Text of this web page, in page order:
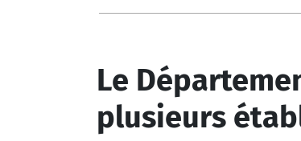
Le
plusieurs